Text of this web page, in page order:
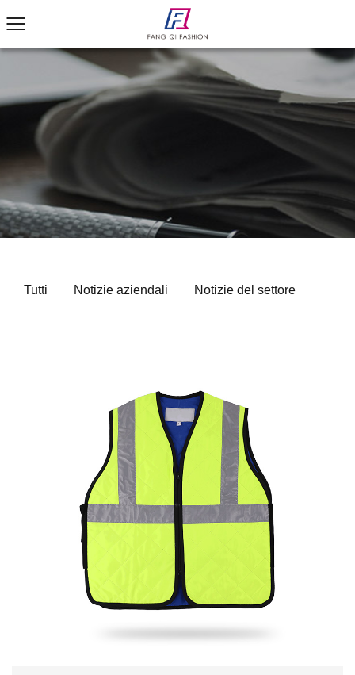
Tutti Notizie aziendali Notizie del settore